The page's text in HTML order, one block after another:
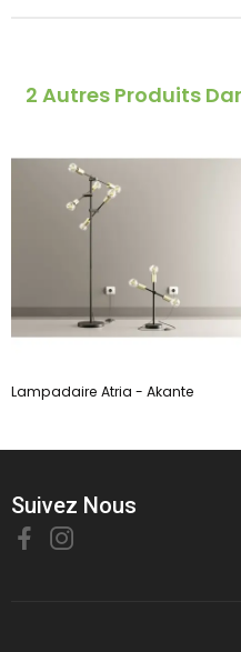
2 Autres Produits
Lampadaire Atria - Akante
Suivez Nous